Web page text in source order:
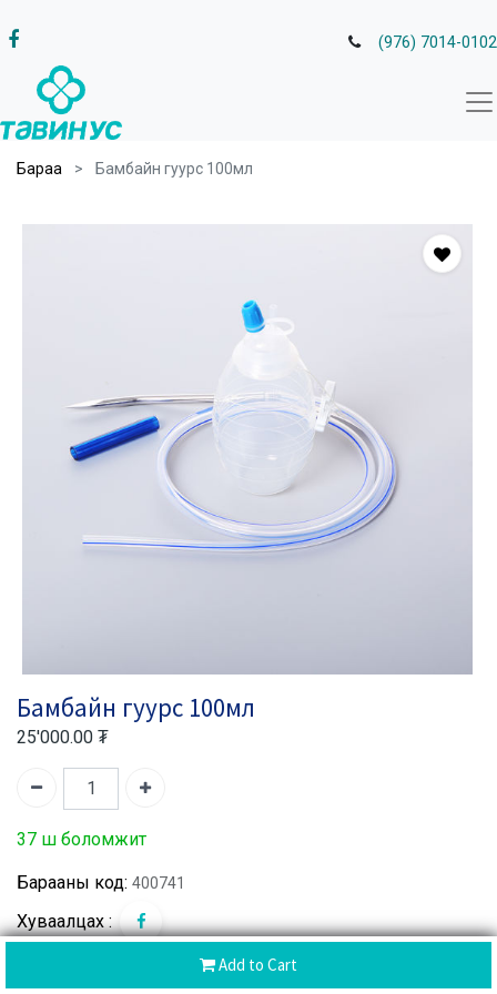
(976) 7014-0102
Бараа Бамбайн гуурс 100мл
Add to Cart
Бамбайн гуурс 100мл
25'000.00 ₮
37 ш боломжит
Барааны код: 400741
Хуваалцах :